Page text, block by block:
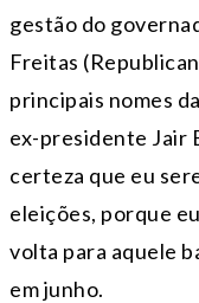
gestão do
Freitas
principais nomes
ex-presidente Jair
certeza que eu
eleições, porque
volta para aquele
em junho.